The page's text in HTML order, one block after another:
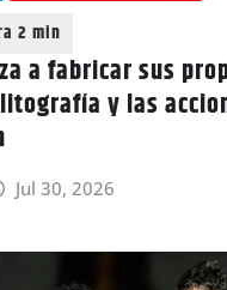
a fabricar sus
y las
Jul 30, 2026